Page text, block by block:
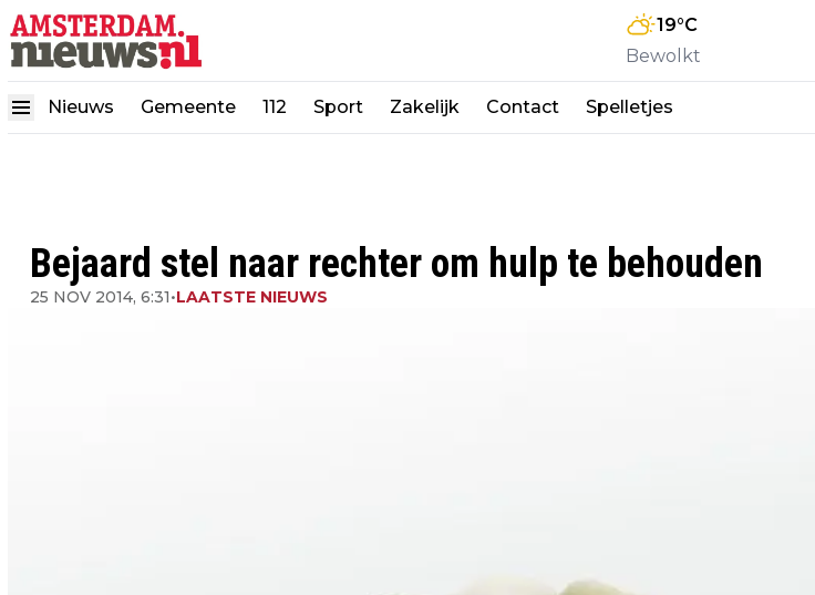
19°C
Bewolkt
Nieuws Gemeente 112 Sport Zakelijk Contact Spelletjes
Bejaard stel naar rechter om hulp te behouden
25 NOV 2014, 6:31•LAATSTE NIEUWS